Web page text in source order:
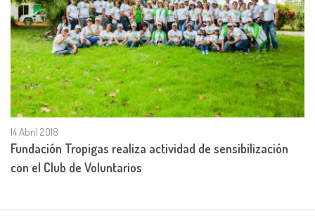
14 Abril 2018
Fundación Tropigas realiza actividad de sensibilización
con el Club de Voluntarios